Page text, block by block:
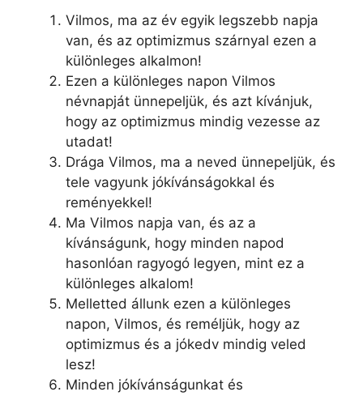
Vilmos, ma az év egyik legszebb napja
van, és az optimizmus szárnyal ezen a
különleges alkalmon!
Ezen a különleges napon Vilmos
névnapját ünnepeljük, és azt kívánjuk,
hogy az optimizmus mindig vezesse az
utadat!
Drága Vilmos, ma a neved ünnepeljük, és
tele vagyunk jókívánságokkal és
reményekkel!
Ma Vilmos napja van, és az a
kívánságunk, hogy minden napod
hasonlóan ragyogó legyen, mint ez a
különleges alkalom!
Melletted állunk ezen a különleges
napon, Vilmos, és reméljük, hogy az
optimizmus és a jókedv mindig veled
lesz!
Minden jókívánságunkat és